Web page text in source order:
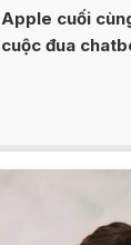
Apple cuối
cuộc đua